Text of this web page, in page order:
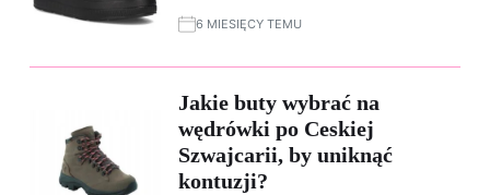
6 MIESIĘCY TEMU
Jakie buty wybrać na
wędrówki po Ceskiej
Szwajcarii, by uniknąć
kontuzji?